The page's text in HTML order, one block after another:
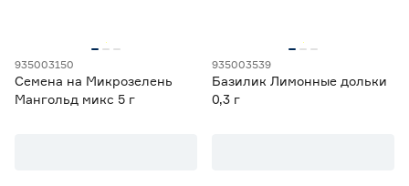
Срок созревания
Позднеспелый
21
Раннеспелый
935003150
Семена на Микрозелень
Мангольд микс 5 г
935003539
Базилик Лимонные дольки
0,3 г